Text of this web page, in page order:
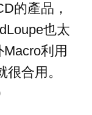
的產品，
也太
利用
合用。